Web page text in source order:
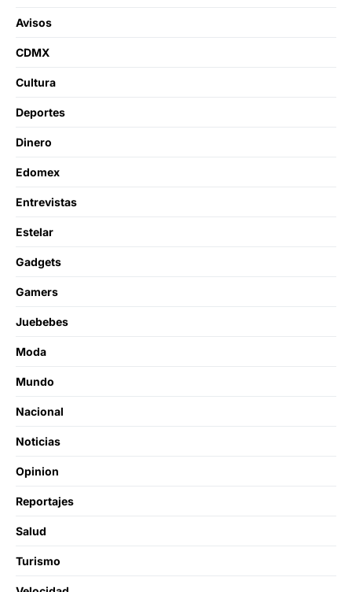
Avisos
CDMX
Cultura
Deportes
Dinero
Edomex
Entrevistas
Estelar
Gadgets
Gamers
Juebebes
Moda
Mundo
Nacional
Noticias
Opinion
Reportajes
Salud
Turismo